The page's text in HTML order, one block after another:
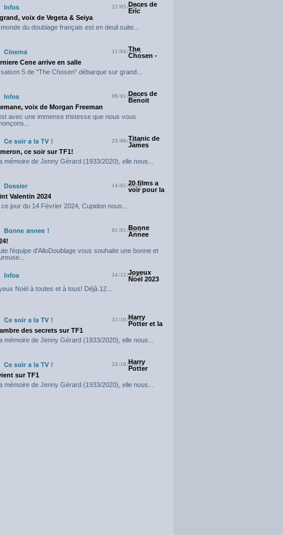
22/05/2025Deces de
Eric
voix de Vegeta & Seiya
du doublage français est en deuil suite...
11/04/2025
The
Chosen -
Cene arrive en salle
saison 5 de "The Chosen" débarque sur grand...
09/01/2025Deces de
Benoit
voix de Morgan Freeman
avec une immense tristesse que nous vous
23/06/2024Titanic de
James
ce soir sur TF1!
mémoire de Jenny Gérard (1933/2020), elle nous...
14/02/202420 films a
voir pour la
Valentin 2024
ce jour du 14 Février 2024, Cupidon nous...
01/01/2024
Bonne
Annee
l'équipe d'AlloDoublage vous souhaite une bonne et
24/12/2023
Joyeux
Noel 2023
Noël à toutes et à tous! Déjà 12...
31/10/2023
Harry
Potter et la
des secrets sur TF1
mémoire de Jenny Gérard (1933/2020), elle nous...
23/10/2023
Harry
Potter
sur TF1
mémoire de Jenny Gérard (1933/2020), elle nous...